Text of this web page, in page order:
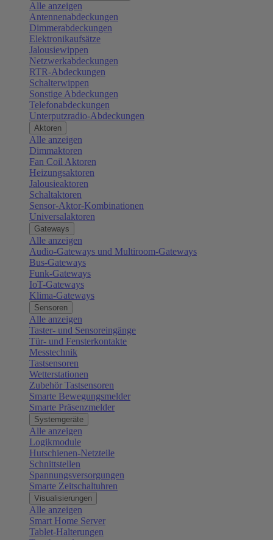
Alle anzeigen
Antennenabdeckungen
Dimmerabdeckungen
Elektronikaufsätze
Jalousiewippen
Netzwerkabdeckungen
RTR-Abdeckungen
Schalterwippen
Sonstige Abdeckungen
Telefonabdeckungen
Unterputzradio-Abdeckungen
Aktoren
Alle anzeigen
Dimmaktoren
Fan Coil Aktoren
Heizungsaktoren
Jalousieaktoren
Schaltaktoren
Sensor-Aktor-Kombinationen
Universalaktoren
Gateways
Alle anzeigen
Audio-Gateways und Multiroom-Gateways
Bus-Gateways
Funk-Gateways
IoT-Gateways
Klima-Gateways
Sensoren
Alle anzeigen
Taster- und Sensoreingänge
Tür- und Fensterkontakte
Messtechnik
Tastsensoren
Wetterstationen
Zubehör Tastsensoren
Smarte Bewegungsmelder
Smarte Präsenzmelder
Systemgeräte
Alle anzeigen
Logikmodule
Hutschienen-Netzteile
Schnittstellen
Spannungsversorgungen
Smarte Zeitschaltuhren
Visualisierungen
Alle anzeigen
Smart Home Server
Tablet-Halterungen